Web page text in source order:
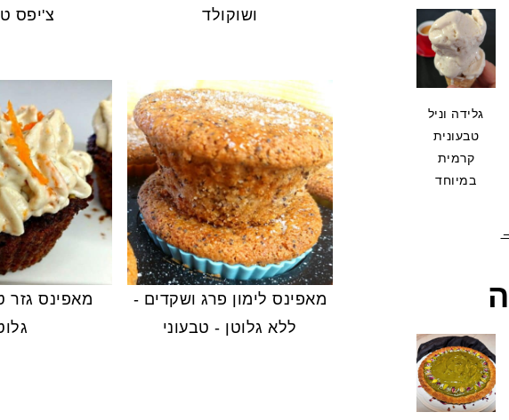
ושוקולד
צ'יפס
מאפינס לימון פרג ושקדים -
ללא גלוטן - טבעוני
מאפינס גזר
גלידה וניל
טבעונית
קרמית
במיוחד